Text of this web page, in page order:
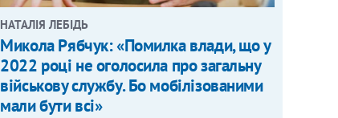
НАТАЛІЯ ЛЕБІДЬ
Микола Рябчук: «Помилка влади, що у
2022 році не оголосила про загальну
військову службу. Бо мобілізованими
мали бути всі»